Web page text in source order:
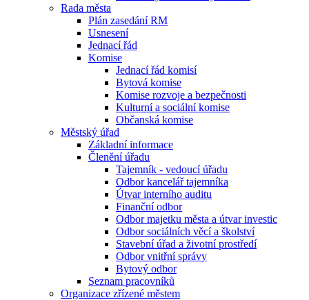
Rada města
Plán zasedání RM
Usnesení
Jednací řád
Komise
Jednací řád komisí
Bytová komise
Komise rozvoje a bezpečnosti
Kulturní a sociální komise
Občanská komise
Městský úřad
Základní informace
Členění úřadu
Tajemník - vedoucí úřadu
Odbor kancelář tajemníka
Útvar interního auditu
Finanční odbor
Odbor majetku města a útvar investic
Odbor sociálních věcí a školství
Stavební úřad a životní prostředí
Odbor vnitřní správy
Bytový odbor
Seznam pracovníků
Organizace zřízené městem